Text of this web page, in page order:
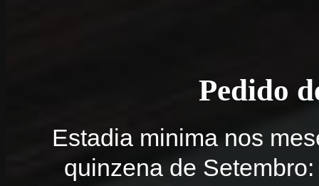
Pedido
Estadia minima nos
quinzena de